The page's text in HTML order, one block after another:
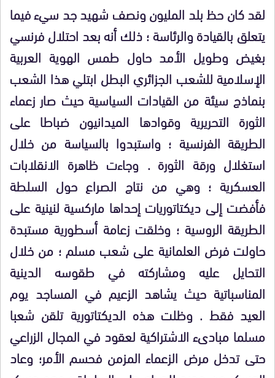
لقد كان حظ بلد المليون ونصف شهيد جد سيء فيما
يتعلق بالقيادة والرئاسة ؛ ذلك أنه بعد احتلال فرنسي
بغيض وطويل الأمد حاول طمس الهوية العربية
الإسلامية للشعب الجزائري البطل ابتلي هذا الشعب
بنماذج سيئة من القيادات السياسية حيث صار زعماء
الثورة التحريرية وقوادها الميدانيون ضباطا على
الطريقة الفرنسية ؛ واستبدوا بالسياسة من خلال
استغلال ورقة الثورة . وجاءت ظاهرة الانقلابات
العسكرية ؛ وهي من نتاج الصراع حول السلطة
فأفضت إلى ديكتاتوريات إحداها ماركسية لنينية على
الطريقة الروسية ؛ وخلقت زعامة أسطورية مستبدة
حاولت فرض العلمانية على شعب مسلم ؛ من خلال
التحايل عليه ومشاركته في طقوسه الدينية
المناسباتية حيث يشاهد الزعيم في المساجد يوم
العيد فقط . وظلت هذه الديكتاتورية تلقن شعبا
مسلما مبادىء الاشتراكية لعقود في المجال الزراعي
حتى تدخل مرض الزعماء المزمن فحسم الأمر؛ وعاد